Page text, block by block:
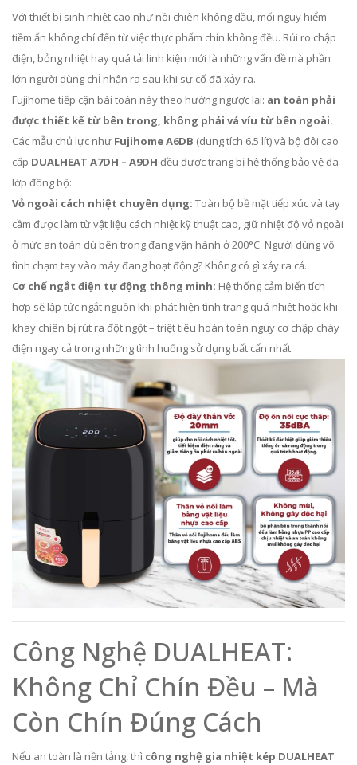
Với thiết bị sinh nhiệt cao như nồi chiên không dầu, mối nguy hiểm
tiềm ẩn không chỉ đến từ việc thực phẩm chín không đều. Rủi ro chập
điện, bỏng nhiệt hay quá tải linh kiện mới là những vấn đề mà phần
lớn người dùng chỉ nhận ra sau khi sự cố đã xảy ra.
Fujihome tiếp cận bài toán này theo hướng ngược lại: an toàn phải
được thiết kế từ bên trong, không phải vá víu từ bên ngoài.
Các mẫu chủ lực như Fujihome A6DB (dung tích 6.5 lít) và bộ đôi cao
cấp DUALHEAT A7DH – A9DH đều được trang bị hệ thống bảo vệ đa
lớp đồng bộ:
Vỏ ngoài cách nhiệt chuyên dụng: Toàn bộ bề mặt tiếp xúc và tay
cầm được làm từ vật liệu cách nhiệt kỹ thuật cao, giữ nhiệt độ vỏ ngoài
ở mức an toàn dù bên trong đang vận hành ở 200°C. Người dùng vô
tình chạm tay vào máy đang hoạt động? Không có gì xảy ra cả.
Cơ chế ngắt điện tự động thông minh: Hệ thống cảm biến tích
hợp sẽ lập tức ngắt nguồn khi phát hiện tình trạng quá nhiệt hoặc khi
khay chiên bị rút ra đột ngột – triệt tiêu hoàn toàn nguy cơ chập cháy
điện ngay cả trong những tình huống sử dụng bất cẩn nhất.
Công Nghệ DUALHEAT:
Không Chỉ Chín Đều – Mà
Còn Chín Đúng Cách
Nếu an toàn là nền tảng, thì công nghệ gia nhiệt kép DUALHEAT